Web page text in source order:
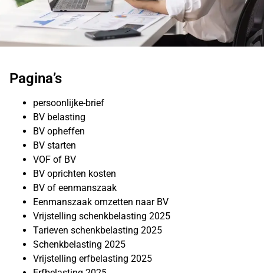
Pagina’s
persoonlijke-brief
BV belasting
BV opheffen
BV starten
VOF of BV
BV oprichten kosten
BV of eenmanszaak
Eenmanszaak omzetten naar BV
Vrijstelling schenkbelasting 2025
Tarieven schenkbelasting 2025
Schenkbelasting 2025
Vrijstelling erfbelasting 2025